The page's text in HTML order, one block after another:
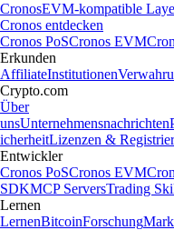
CronosEVM-kompatible
Cronos entdecken
Cronos PoSCronos EVM
Erkunden
AffiliateInstitutionen
Crypto.com
Über
unsUnternehmensnachrichten
icherheitLizenzen &
Entwickler
Cronos PoSCronos EVM
SDKMCP ServersTrading
Lernen
LernenBitcoinForschung